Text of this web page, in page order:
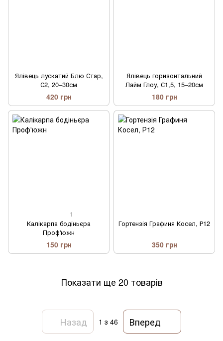
Ялівець лускатий Блю Стар,
С2, 20–30см
420 грн
Ялівець горизонтальний
Лайм Глоу, С1,5, 15–20см
180 грн
1
Калікарпа бодіньєра
Проф'южн
150 грн
Гортензія Графиня Косел, Р12
350 грн
Показати ще 20 товарів
Назад 1 з 46 Вперед